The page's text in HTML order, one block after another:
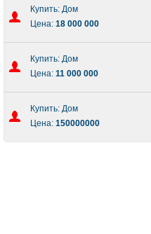
Купить: Дом
Цена: 18 000 000
Купить: Дом
Цена: 11 000 000
Купить: Дом
Цена: 150000000